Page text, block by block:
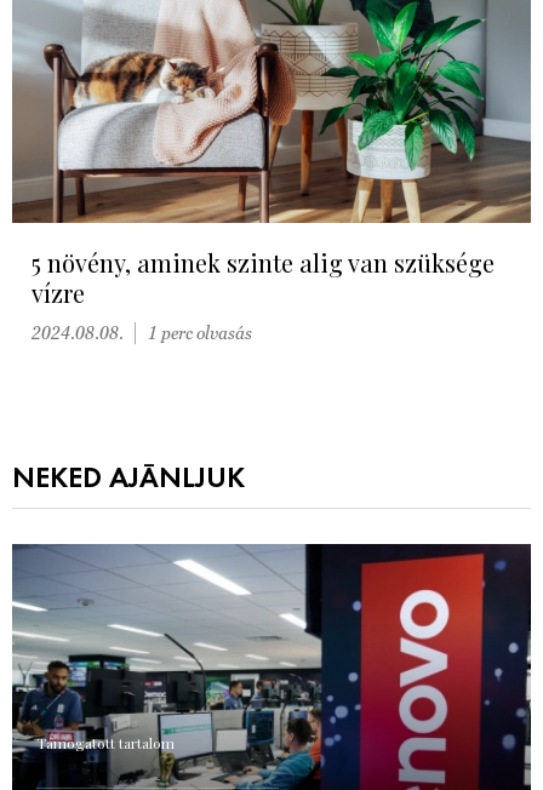
5 növény, aminek szinte alig van szüksége
vízre
2024.08.08. 1 perc olvasás
NEKED AJÁNLJUK
Támogatott tartalom